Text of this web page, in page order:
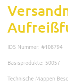
IDS Nummer: #108794
Basisprodukte: 50057
Technische Mappen